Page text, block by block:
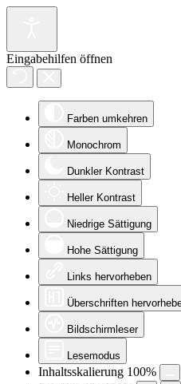
Eingabehilfen öffnen
Farben umkehren
Monochrom
Dunkler Kontrast
Heller Kontrast
Niedrige Sättigung
Hohe Sättigung
Links hervorheben
Überschriften
Bildschirmleser
Lesemodus
Inhaltsskalierung 100%